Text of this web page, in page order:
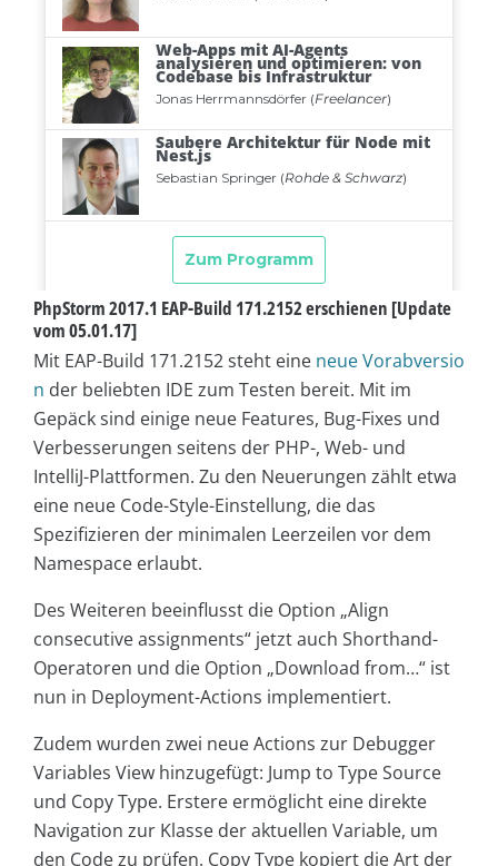
PhpStorm 2017.1 EAP-Build 171.2152 erschienen [Update
vom 05.01.17]
Mit EAP-Build 171.2152 steht eine neue Vorabversio
n der beliebten IDE zum Testen bereit. Mit im
Gepäck sind einige neue Features, Bug-Fixes und
Verbesserungen seitens der PHP-, Web- und
IntelliJ-Plattformen. Zu den Neuerungen zählt etwa
eine neue Code-Style-Einstellung, die das
Spezifizieren der minimalen Leerzeilen vor dem
Namespace erlaubt.
Des Weiteren beeinflusst die Option „Align
consecutive assignments“ jetzt auch Shorthand-
Operatoren und die Option „Download from…“ ist
nun in Deployment-Actions implementiert.
Zudem wurden zwei neue Actions zur Debugger
Variables View hinzugefügt: Jump to Type Source
und Copy Type. Erstere ermöglicht eine direkte
Navigation zur Klasse der aktuellen Variable, um
den Code zu prüfen. Copy Type kopiert die Art der